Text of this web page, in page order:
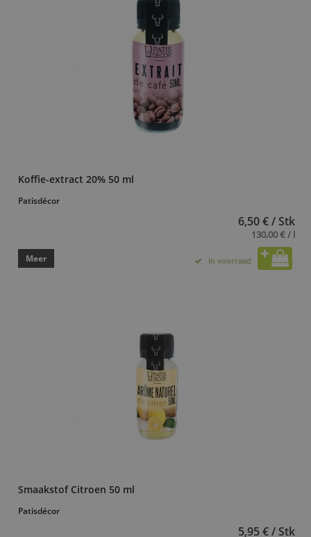
Koffie-extract 20% 50 ml
Patisdécor
6,50 € / Stk
130,00 € / l
Meer In voorraad
Smaakstof Citroen 50 ml
Patisdécor
5,95 € / Stk